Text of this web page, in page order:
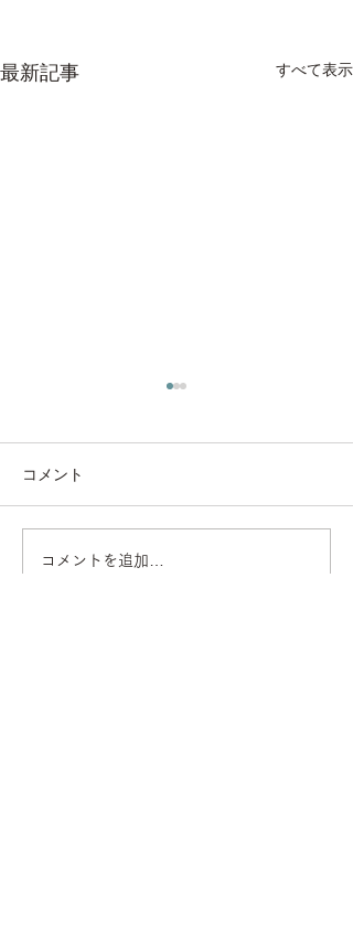
最新記事 すべて表示
キャットウォール “ にゃ
コメント
コメントを追加…